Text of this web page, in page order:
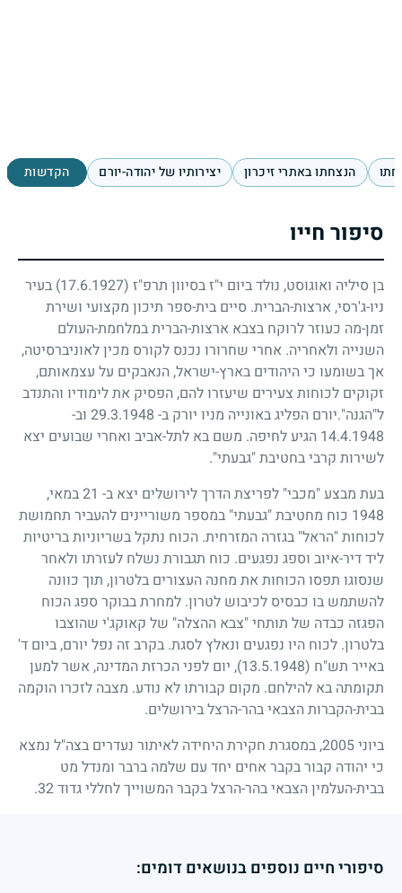
הנצחתו באתרי זיכרון יצירותיו של יהודה-יורם הקדשות
סיפור חייו
בן סיליה ואוגוסט, נולד ביום י"ז בסיוון תרפ"ז (17.6.1927) בעיר
ניו-ג'רסי, ארצות-הברית. סיים בית-ספר תיכון מקצועי ושירת
זמן-מה כעוזר לרוקח בצבא ארצות-הברית במלחמת-העולם
השנייה ולאחריה. אחרי שחרורו נכנס לקורס מכין לאוניברסיטה,
אך בשומעו כי היהודים בארץ-ישראל, הנאבקים על עצמאותם,
זקוקים לכוחות צעירים שיעזרו להם, הפסיק את לימודיו והתנדב
ל"הגנה".יורם הפליג באונייה מניו יורק ב- 29.3.1948 וב-
14.4.1948 הגיע לחיפה. משם בא לתל-אביב ואחרי שבועים יצא
לשירות קרבי בחטיבת "גבעתי".
בעת מבצע "מכבי" לפריצת הדרך לירושלים יצא ב- 21 במאי,
1948 כוח מחטיבת "גבעתי" במספר משוריינים להעביר תחמושת
לכוחות "הראל" בגזרה המזרחית. הכוח נתקל בשריוניות בריטיות
ליד דיר-איוב וספג נפגעים. כוח תגבורת נשלח לעזרתו ולאחר
שנסוגו תפסו הכוחות את מחנה העצורים בלטרון, תוך כוונה
להשתמש בו כבסיס לכיבוש לטרון. למחרת בבוקר ספג הכוח
הפגזה כבדה של תותחי "צבא ההצלה" של קאוקג'י שהוצבו
בלטרון. לכוח היו נפגעים ונאלץ לסגת. בקרב זה נפל יורם, ביום ד'
באייר תש"ח (13.5.1948), יום לפני הכרזת המדינה, אשר למען
תקומתה בא להילחם. מקום קבורתו לא נודע. מצבה לזכרו הוקמה
בבית-הקברות הצבאי בהר-הרצל בירושלים.
ביוני 2005, במסגרת חקירת היחידה לאיתור נעדרים בצה"ל נמצא
כי יהודה קבור בקבר אחים יחד עם שלמה ברבר ומנדל מט
בבית-העלמין הצבאי בהר-הרצל בקבר המשוייך לחללי גדוד 32.
סיפורי חיים נוספים בנושאים דומים: